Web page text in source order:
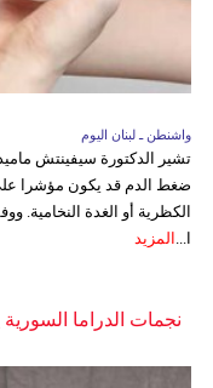
واشنطن ـ لبنان اليوم
تشير الدكتورة سيفينتش
ضغط الدم قد يكون مؤشرا
الكظرية أو الغدة النخامية.
ا... المزيد
نجمات الدراما